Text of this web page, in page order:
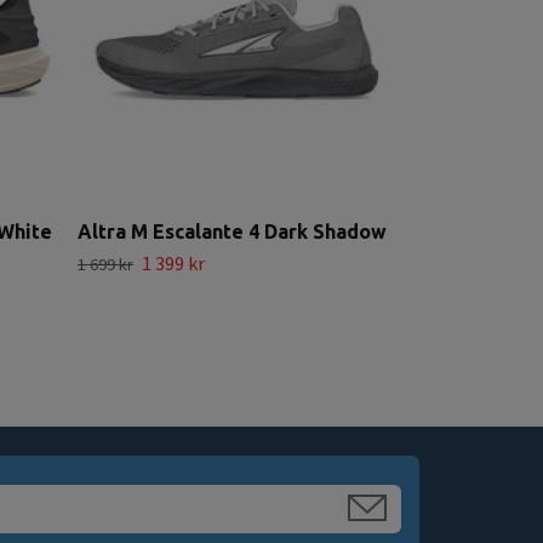
Altra M Escalante 4 Dark Shadow
1 699 kr 1 399 kr